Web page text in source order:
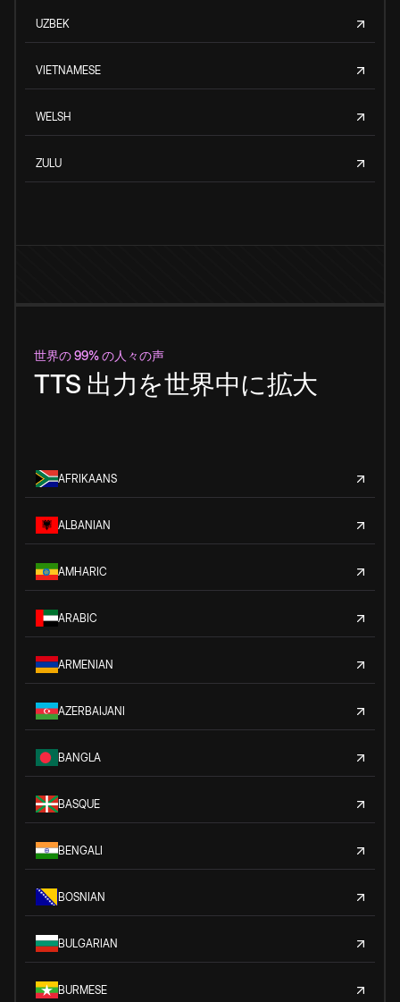
UZBEK
VIETNAMESE
WELSH
ZULU
世界の 99% の人々の声
TTS 出力を世界中に拡大
AFRIKAANS
ALBANIAN
AMHARIC
ARABIC
ARMENIAN
AZERBAIJANI
BANGLA
BASQUE
BENGALI
BOSNIAN
BULGARIAN
BURMESE